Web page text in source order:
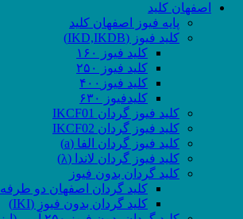
اصفهان کلید
پایه فیوز اصفهان کلید
کلید فیوز (IKD,IKDB)
کلید فیوز ۱۶۰
کلید فیوز ۲۵۰
کلید فیوز۴۰۰
کلیدفیوز ۶۳۰
کلید فیوز گردان IKCF01
کلید فیوز گردان IKCF02
کلید فیوز گردان الفا (a)
کلید فیوز گردان لاندا (λ)
کلید گردان بدون فیوز
کلید گردان اصفهان دو طرفه ۲۵۰ آمپر
کلید گردان بدون فیوز (IKI)